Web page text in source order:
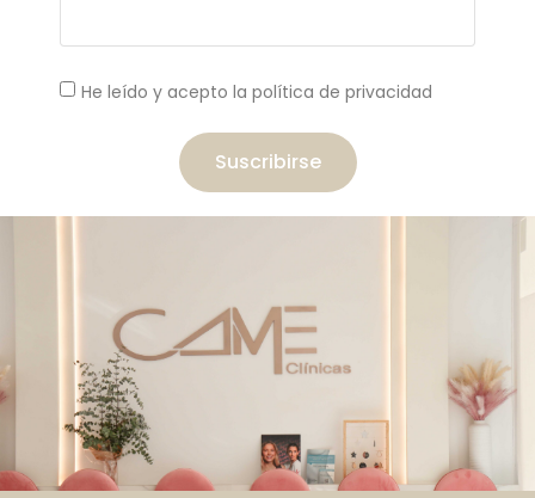
He leído y acepto la política de privacidad
Suscribirse